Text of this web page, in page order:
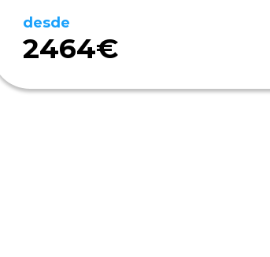
desde
2464€